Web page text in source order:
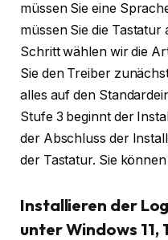
müssen Sie eine
müssen Sie die
Schritt wählen wir die
Sie den Treiber
alles auf den
Stufe 3 beginnt der
der Abschluss der
der Tastatur. Sie
Installieren der
unter Windows 11,